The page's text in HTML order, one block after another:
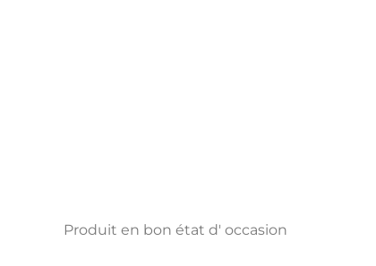
Produit en bon état d' occasion